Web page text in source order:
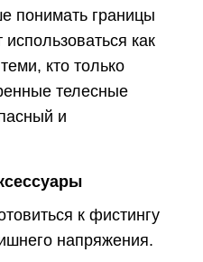
понимать границы
как
кто только
телесные
и
к фистингу
напряжения.